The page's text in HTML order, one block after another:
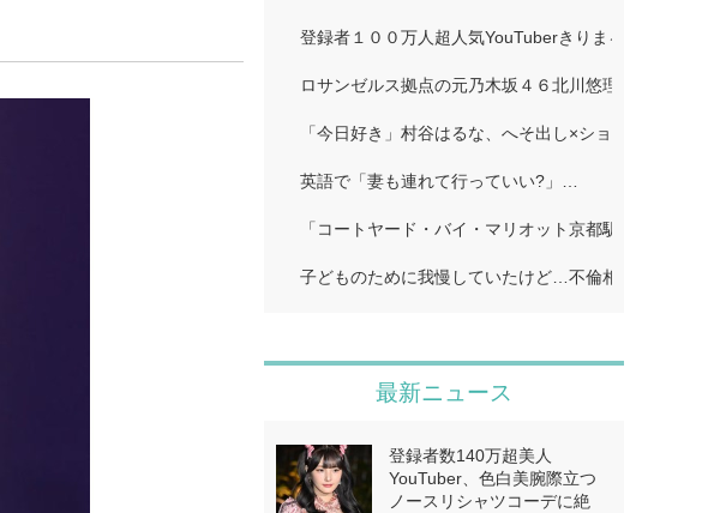
登録者１００万人超人気YouTuberきりまる、婚約者と
ロサンゼルス拠点の元乃木坂４６北川悠理、美肌輝く
「今日好き」村谷はるな、へそ出し×ショートパンツ
英語で「妻も連れて行っていい?」…
「コートヤード・バイ・マリオット京都駅」…
子どものために我慢していたけど…不倫相手に「離婚
最新ニュース
登録者数140万超美人
YouTuber、色白美腕際立つ
ノースリシャツコーデに絶